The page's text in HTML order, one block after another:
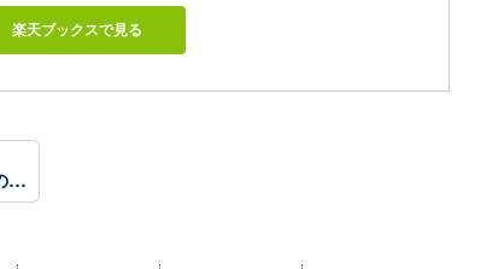
楽天ブックスで見る
雑談・日記を書きたい人のグループ